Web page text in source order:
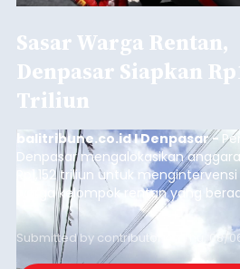
Sasar Warga Rentan,
Denpasar Siapkan
Triliun
balitribune.co.id I Denpasar -
Denpasar mengalokasikan
Rp1,152 triliun untuk
warga kelompok rentan yang
garis kemiskinan. Langkah
guna menjaga masyarakat yang
kelompok desil 5 dan 6 tersebut
merosot ke kategori miskin.
Submitted by contributor Thu, 08/